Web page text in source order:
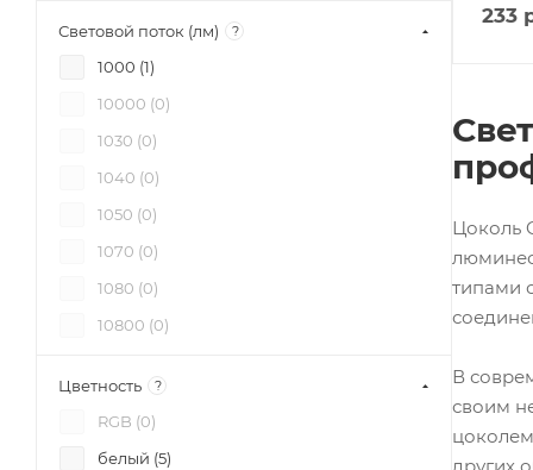
233
Цоколь
типами
В
своим
Световой поток (лм) ?
1000 (1)
10000 (0)
1030 (0)
1040 (0)
1050 (0)
1070 (0)
1080 (0)
10800 (0)
)
1100 (0
)
Цветность ?
RGB (0)
белый (5)